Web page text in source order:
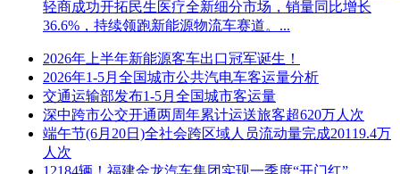
轻商成功开拓民生医疗全新细分市场，销量同比增长
36.6%，持续领跑新能源物流车赛道。...
2026年上半年新能源客车出口冠军诞生！
2026年1-5月全国城市公共汽电车客运量分析
交通运输部发布1-5月全国城市客运量
深中跨市公交开通两周年累计运送旅客超620万人次
端午节(6月20日)全社会跨区域人员流动量完成20119.4万
人次
12184辆！福建金龙汽车集团实现一季度“开门红”